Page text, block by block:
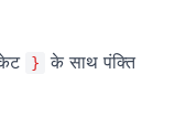
}
के साथ पंक्ति